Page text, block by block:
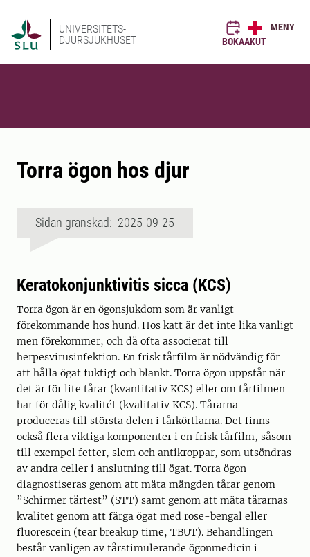
UNIVERSITETS-
DJURSJUKHUSET
BOKAAKUT
MENY
Torra ögon hos djur
Sidan granskad: 2025-09-25
Keratokonjunktivitis sicca (KCS)
Torra ögon är en ögonsjukdom som är vanligt
förekommande hos hund. Hos katt är det inte lika vanligt
men förekommer, och då ofta associerat till
herpesvirusinfektion. En frisk tårfilm är nödvändig för
att hålla ögat fuktigt och blankt. Torra ögon uppstår när
det är för lite tårar (kvantitativ KCS) eller om tårfilmen
har för dålig kvalitét (kvalitativ KCS). Tårarna
produceras till största delen i tårkörtlarna. Det finns
också flera viktiga komponenter i en frisk tårfilm, såsom
till exempel fetter, slem och antikroppar, som utsöndras
av andra celler i anslutning till ögat. Torra ögon
diagnostiseras genom att mäta mängden tårar genom
”Schirmer tårtest” (STT) samt genom att mäta tårarnas
kvalitet genom att färga ögat med rose-bengal eller
fluorescein (tear breakup time, TBUT). Behandlingen
består vanligen av tårstimulerande ögonmedicin i